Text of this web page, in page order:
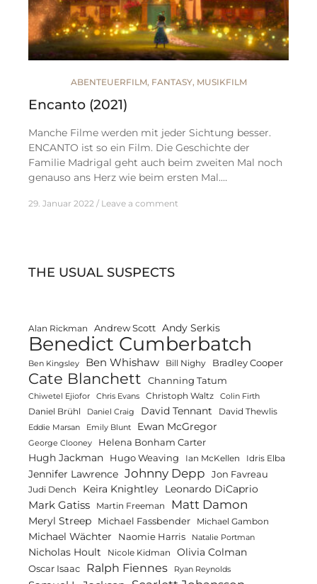
ABENTEUERFILM, FANTASY, MUSIKFILM
Encanto (2021)
Manche Filme werden mit jeder Sichtung besser.
ENCANTO ist so ein Film. Die Geschichte der
Familie Madrigal geht auch beim zweiten Mal noch
genauso ans Herz wie beim ersten Mal.…
29. Januar 2022 Leave a comment
THE USUAL SUSPECTS
Alan Rickman Andrew Scott Andy Serkis
Benedict Cumberbatch
Ben Kingsley Ben Whishaw Bill Nighy Bradley Cooper
Cate Blanchett Channing Tatum
Chiwetel Ejiofor Chris Evans Christoph Waltz Colin Firth
Daniel Brühl Daniel Craig David Tennant David Thewlis
Eddie Marsan Emily Blunt Ewan McGregor
George Clooney Helena Bonham Carter
Hugh Jackman Hugo Weaving Ian McKellen Idris Elba
Jennifer Lawrence Johnny Depp Jon Favreau
Judi Dench Keira Knightley Leonardo DiCaprio
Mark Gatiss Martin Freeman Matt Damon
Meryl Streep Michael Fassbender Michael Gambon
Michael Wächter Naomie Harris Natalie Portman
Nicholas Hoult Nicole Kidman Olivia Colman
Oscar Isaac Ralph Fiennes Ryan Reynolds